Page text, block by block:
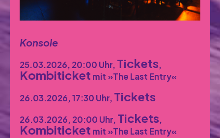
Konsole
25.03.2026, 20:00 Uhr, Tickets,
Kombiticket mit »The Last Entry«
26.03.2026, 17:30 Uhr, Tickets
26.03.2026, 20:00 Uhr, Tickets,
Kombiticket mit »The Last Entry«